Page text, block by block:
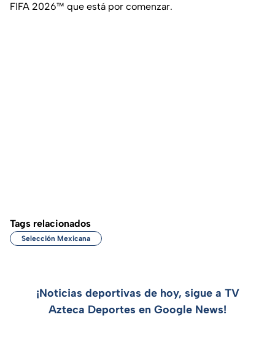
FIFA 2026™ que está por comenzar.
Tags relacionados
Selección Mexicana
¡Noticias deportivas de hoy, sigue a TV
Azteca Deportes en Google News!